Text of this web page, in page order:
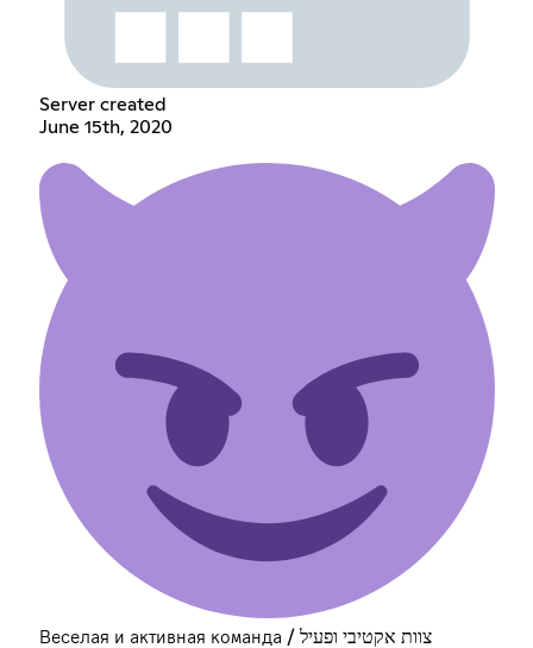
Server created
June 15th, 2020
Веселая и активная команда / צוות אקטיבי ופעיל